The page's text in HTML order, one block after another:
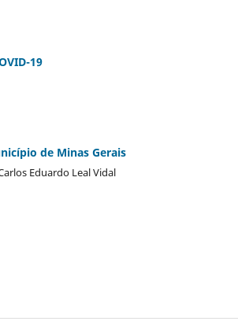
19
de Minas Gerais
Eduardo Leal Vidal